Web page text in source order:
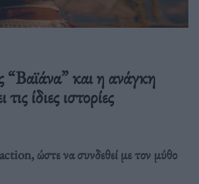
και η ανάγκη
ίδιες ιστορίες
ώστε να συνδεθεί με τον μύθο